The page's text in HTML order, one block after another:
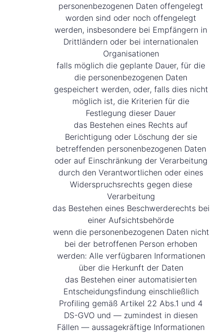
personenbezogenen Daten offengelegt
worden sind oder noch offengelegt
werden, insbesondere bei Empfängern in
Drittländern oder bei internationalen
Organisationen
falls möglich die geplante Dauer, für die
die personenbezogenen Daten
gespeichert werden, oder, falls dies nicht
möglich ist, die Kriterien für die
Festlegung dieser Dauer
das Bestehen eines Rechts auf
Berichtigung oder Löschung der sie
betreffenden personenbezogenen Daten
oder auf Einschränkung der Verarbeitung
durch den Verantwortlichen oder eines
Widerspruchsrechts gegen diese
Verarbeitung
das Bestehen eines Beschwerderechts bei
einer Aufsichtsbehörde
wenn die personenbezogenen Daten nicht
bei der betroffenen Person erhoben
werden: Alle verfügbaren Informationen
über die Herkunft der Daten
das Bestehen einer automatisierten
Entscheidungsfindung einschließlich
Profiling gemäß Artikel 22 Abs.1 und 4
DS-GVO und — zumindest in diesen
Fällen — aussagekräftige Informationen